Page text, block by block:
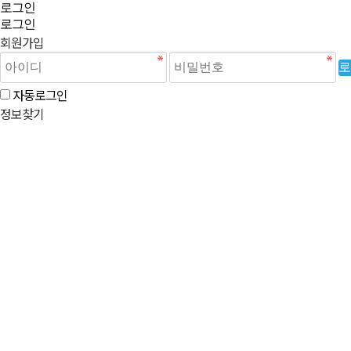
로그인
로그인
회원가입
자동로그인
정보찾기